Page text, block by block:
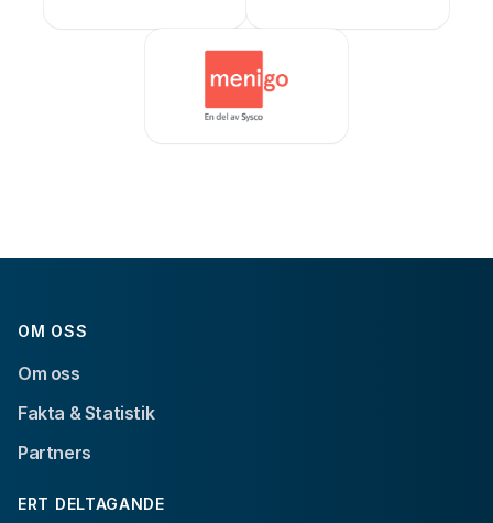
OM OSS
Om oss
Fakta & Statistik
Partners
ERT DELTAGANDE